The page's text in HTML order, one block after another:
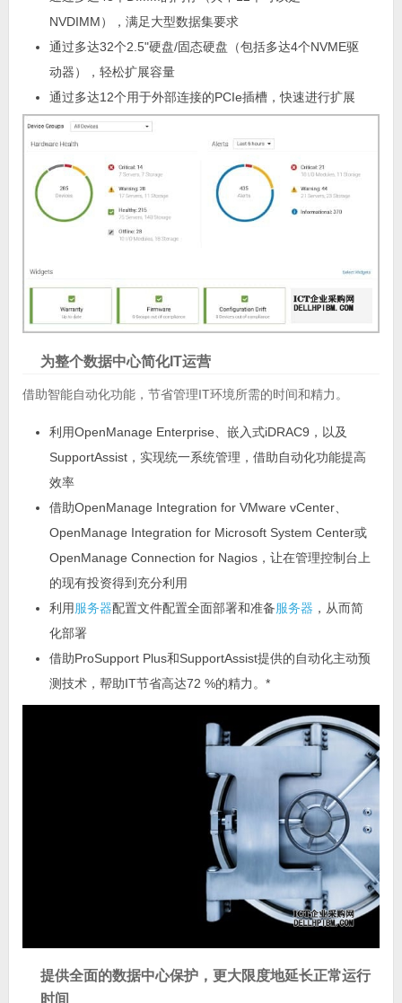
NVDIMM），满足大型数据集要求
通过多达32个2.5"硬盘/固态硬盘（包括多达4个NVME驱
动器），轻松扩展容量
通过多达12个用于外部连接的PCIe插槽，快速进行扩展
为整个数据中心简化IT运营
借助智能自动化功能，节省管理IT环境所需的时间和精力。
利用OpenManage Enterprise、嵌入式iDRAC9，以及
SupportAssist，实现统一系统管理，借助自动化功能提高
效率
借助OpenManage Integration for VMware vCenter、
OpenManage Integration for Microsoft System Center或
OpenManage Connection for Nagios，让在管理控制台上
的现有投资得到充分利用
利用服务器配置文件配置全面部署和准备服务器 ，从而简
化部署
借助ProSupport Plus和SupportAssist提供的自动化主动预
测技术，帮助IT节省高达72 %的精力。*
提供全面的数据中心保护，更大限度地延长正常运行
时间